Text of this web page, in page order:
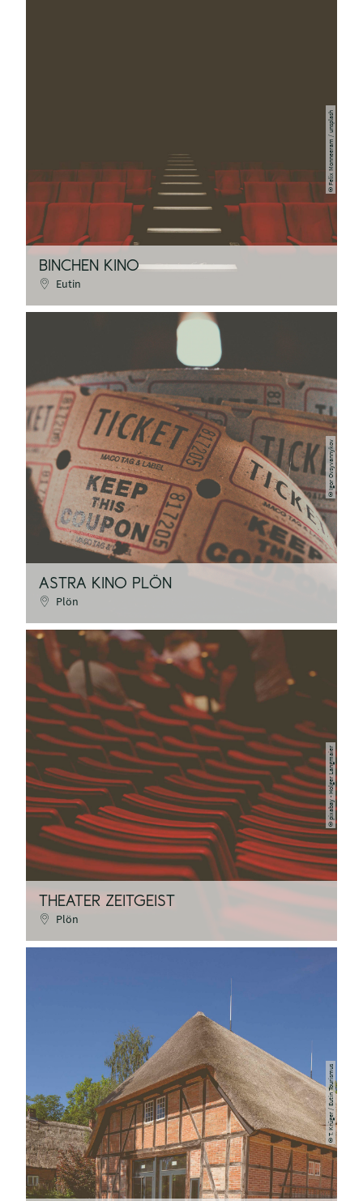
©
Felix Monneeram / unsplash
BINCHEN KINO
Eutin
©
Igor Ovsyvannykov
ASTRA KINO PLÖN
Plön
©
pixabay - Holger Langmaier
THEATER ZEITGEIST
Plön
©
T. Krüger / Eutin Tourismus